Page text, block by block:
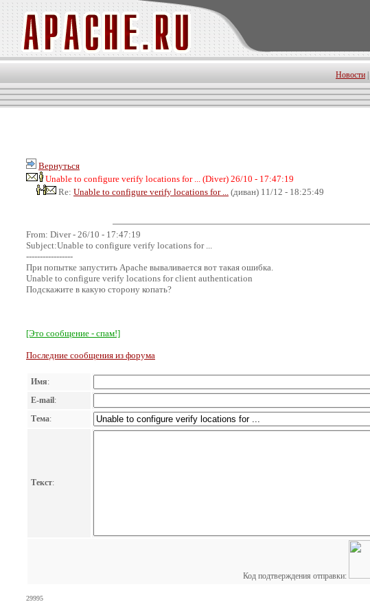
Новости
Вернуться
Unable to configure verify locations for ... (Diver) 26/10 - 17:47:19
Re: Unable to configure verify locations for ... (диван) 11/12 - 18:25:49
From: Diver - 26/10 - 17:47:19
Subject:Unable to configure verify locations for ...
-----------------
При попытке запустить Apache вываливается вот такая ошибка.
Unable to configure verify locations for client authentication
Подскажите в какую сторону копать?
[Это сообщение - спам!]
Последние сообщения из форума
Имя:
E-mail:
Тема:
Текст:
Код подтверждения отправки:
29995